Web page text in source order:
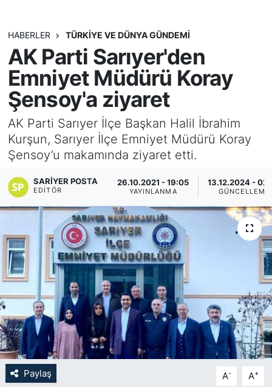
HABERLER TÜRKİYE VE DÜNYA GÜNDEMİ
AK Parti Sarıyer'den
Emniyet Müdürü Koray
Şensoy'a ziyaret
AK Parti Sarıyer İlçe Başkan Halil İbrahim
Kurşun, Sarıyer İlçe Emniyet Müdürü Koray
Şensoy’u makamında ziyaret etti.
SARIYER POSTA
EDITÖR
26.10.2021 - 19:05
YAYINLANMA
13.12.2024 -
GÜNCELLEME
Paylaş A- A+
FOTO GALERİ
GÜNCEL HABERLER
GÜNDEM
KÖŞE YAZILARI
KÖŞE YAZILARI (Arşiv)
KÜLTÜR SANAT
MAGAZİN
RÖPORTAJ
SAĞLIK
SARIYER HABERLERİ
SARIYER İMAR BARIŞI
SEKTÖR
Tüm Manşetler
Son Dakika Haberleri
Haber Arşivi